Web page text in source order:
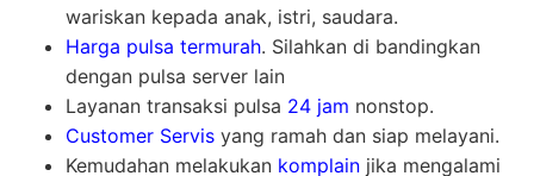
wariskan kepada anak, istri, saudara.
Harga pulsa termurah. Silahkan di bandingkan
dengan pulsa server lain
Layanan transaksi pulsa 24 jam nonstop.
Customer Servis yang ramah dan siap melayani.
Kemudahan melakukan komplain jika mengalami